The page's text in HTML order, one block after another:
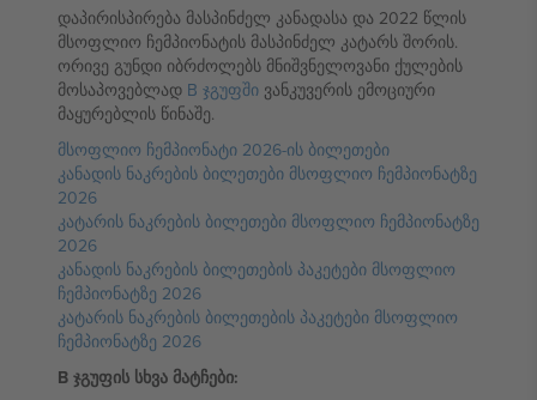
დაპირისპირება მასპინძელ კანადასა და 2022 წლის
მსოფლიო ჩემპიონატის მასპინძელ კატარს შორის.
ორივე გუნდი იბრძოლებს მნიშვნელოვანი ქულების
მოსაპოვებლად B ჯგუფში ვანკუვერის ემოციური
მაყურებლის წინაშე.
მსოფლიო ჩემპიონატი 2026-ის ბილეთები
კანადის ნაკრების ბილეთები მსოფლიო ჩემპიონატზე
2026
კატარის ნაკრების ბილეთები მსოფლიო ჩემპიონატზე
2026
კანადის ნაკრების ბილეთების პაკეტები მსოფლიო
ჩემპიონატზე 2026
კატარის ნაკრების ბილეთების პაკეტები მსოფლიო
ჩემპიონატზე 2026
B ჯგუფის სხვა მატჩები: